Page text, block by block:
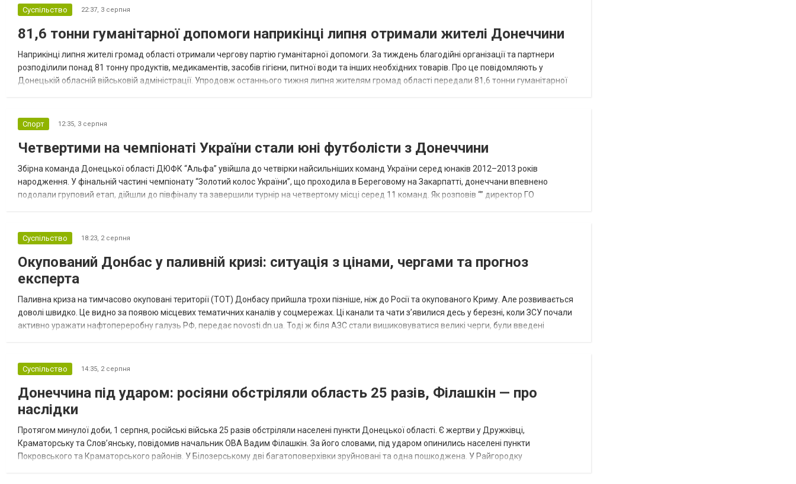
Суспільство 22:37, 3 серпня
81,6 тонни гуманітарної допомоги наприкінці липня отримали жителі Донеччини
Наприкінці липня жителі громад області отримали чергову партію гуманітарної допомоги. За тиждень благодійні організації та партнери
розподілили понад 81 тонну продуктів, медикаментів, засобів гігієни, питної води та інших необхідних товарів. Про це повідомляють у
Донецькій обласній військовій адміністрації. Упродовж останнього тижня липня жителям громад області передали 81,6 тонни гуманітарної
Спорт 12:35, 3 серпня
Четвертими на чемпіонаті України стали юні футболісти з Донеччини
Збірна команда Донецької області ДЮФК “Альфа” увійшла до четвірки найсильніших команд України серед юнаків 2012–2013 років
народження. У фінальній частині чемпіонату “Золотий колос України”, що проходила в Береговому на Закарпатті, донеччани впевнено
подолали груповий етап, дійшли до півфіналу та завершили турнір на четвертому місці серед 11 команд. Як розповів “” директор ГО
Суспільство 18:23, 2 серпня
Окупований Донбас у паливній кризі: ситуація з цінами, чергами та прогноз
експерта
Паливна криза на тимчасово окуповані території (ТОТ) Донбасу прийшла трохи пізніше, ніж до Росії та окупованого Криму. Але розвивається
доволі швидко. Це видно за появою місцевих тематичних каналів у соцмережах. Ці канали та чати з’явилися десь у березні, коли ЗСУ почали
активно уражати нафтопереробну галузь РФ, передає novosti.dn.ua. Тоді ж біля АЗС стали вишиковуватися великі черги, були введені
Суспільство 14:35, 2 серпня
Донеччина під ударом: росіяни обстріляли область 25 разів, Філашкін — про
наслідки
Протягом минулої доби, 1 серпня, російські війська 25 разів обстріляли населені пункти Донецької області. Є жертви у Дружківці,
Краматорську та Слов’янську, повідомив начальник ОВА Вадим Філашкін. За його словами, під ударом опинились населені пункти
Покровського та Краматорського районів. У Білозерському дві багатоповерхівки зруйновані та одна пошкоджена. У Райгородку